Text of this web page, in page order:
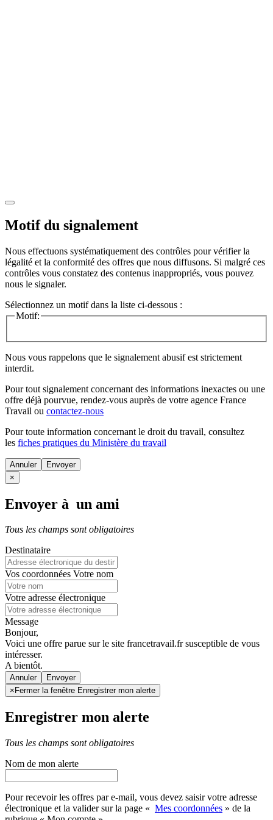
Motif du signalement
Nous effectuons systématiquement des contrôles pour vérifier la
légalité et la conformité des offres que nous diffusons. Si malgré ces
contrôles vous constatez des contenus inappropriés, vous pouvez
nous le signaler.
Sélectionnez un motif dans la liste ci-dessous :
Motif:
Nous vous rappelons que le signalement abusif est strictement
interdit.
Pour tout signalement concernant des informations inexactes ou une
offre déjà pourvue, rendez-vous auprès de votre agence France
Travail ou contactez-nous
Pour toute information concernant le droit du travail, consultez
les fiches pratiques du Ministère du travail
Annuler
×
Envoyer à un ami
Tous les champs sont obligatoires
Destinataire
Vos coordonnées Votre nom
Votre adresse électronique
Message
Bonjour,
Voici une offre parue sur le site francetravail.fr susceptible de vous
intéresser.
A bientôt.
Annuler
× Fermer la fenêtre Enregistrer mon alerte
Enregistrer mon alerte
Tous les champs sont obligatoires
Nom de mon alerte
Pour recevoir les offres par e-mail, vous devez saisir votre adresse
électronique et la valider sur la page « Mes coordonnées » de la